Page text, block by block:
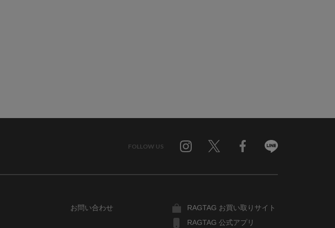
FOLLOW US
お問い合わせ
RAGTAG お買い取りサイト
RAGTAG 公式アプリ